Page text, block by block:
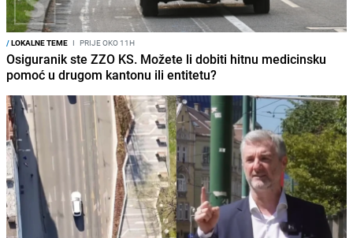
/LOKALNE TEME I PRIJE OKO 11H
Osiguranik ste ZZO KS. Možete li dobiti hitnu medicinsku
pomoć u drugom kantonu ili entitetu?